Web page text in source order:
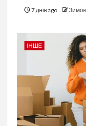
7 днів ago
ІНШЕ